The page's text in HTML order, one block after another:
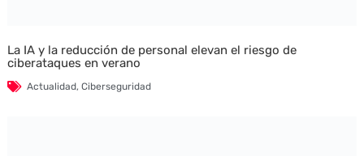
La IA y la reducción de personal elevan el riesgo de
ciberataques en verano
Actualidad, Ciberseguridad